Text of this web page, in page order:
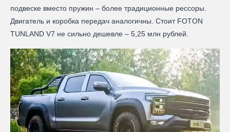
подвеске вместо пружин – более традиционные рессоры.
Двигатель и коробка передач аналогичны. Стоит FOTON
TUNLAND V7 не сильно дешевле – 5,25 млн рублей.